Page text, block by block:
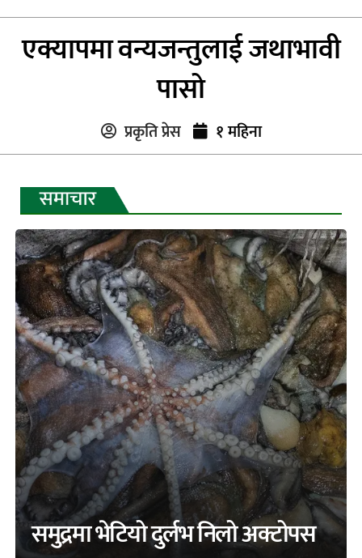
एक्यापमा वन्यजन्तुलाई जथाभावी
पासो
प्रकृति प्रेस १ महिना
समुद्रमा भेटियो दुर्लभ निलो अक्टोपस